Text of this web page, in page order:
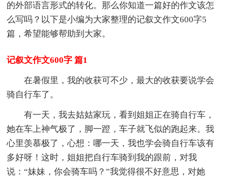
的外部语言形式的转化。那么你知道一篇好的作文该怎
么写吗？以下是小编为大家整理的记叙文作文600字5
篇，希望能够帮助到大家。
记叙文作文600字 篇1
在暑假里，我的收获可不少，最大的收获要说学会
骑自行车了。
有一天，我去姑姑家玩，看到姐姐正在骑自行车，
她在车上神气极了，脚一蹬，车子就飞似的跑起来。我
心里羡慕极了，心想：哪一天，我也学会骑自行车该有
多好呀！这时，姐姐把自行车骑到我的跟前，对我
说：“妹妹，你会骑车吗？”我觉得很不好意思，对她